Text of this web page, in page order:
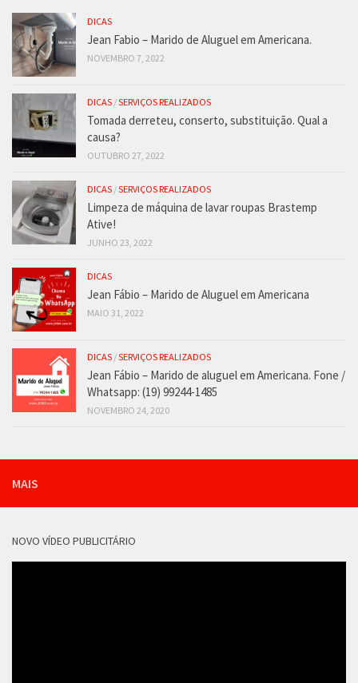
DICAS
Jean Fabio – Marido de Aluguel em Americana.
NOVEMBRO 7, 2022
DICAS /SERVIÇOS REALIZADOS
Tomada derreteu, conserto, substituição. Qual a
causa?
OUTUBRO 27, 2022
DICAS /SERVIÇOS REALIZADOS
Limpeza de máquina de lavar roupas Brastemp
Ative!
JUNHO 23, 2022
DICAS
Jean Fábio – Marido de Aluguel em Americana
MAIO 31, 2022
DICAS /SERVIÇOS REALIZADOS
Jean Fábio – Marido de aluguel em Americana. Fone /
Whatsapp: (19) 99244-1485
NOVEMBRO 24, 2020
MAIS
NOVO VÍDEO PUBLICITÁRIO